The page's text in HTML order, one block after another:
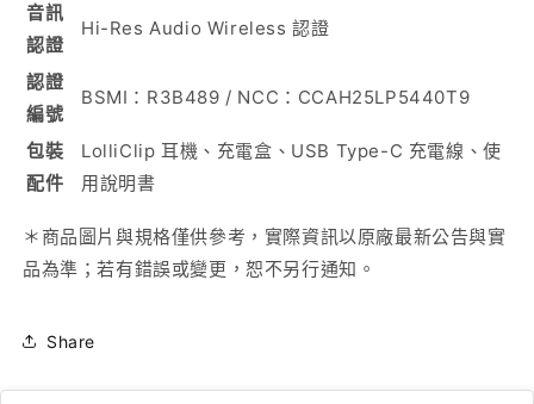
音訊
認證
Hi-Res Audio Wireless 認證
認證
編號
BSMI：R3B489 / NCC：CCAH25LP5440T9
包裝
配件
LolliClip 耳機、充電盒、USB Type-C 充電線、使
用說明書
＊商品圖片與規格僅供參考，實際資訊以原廠最新公告與實
品為準；若有錯誤或變更，恕不另行通知。
Share